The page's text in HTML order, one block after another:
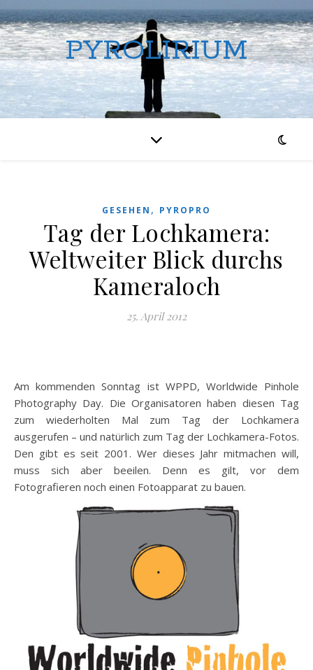
PYROLIRIUM
GESEHEN , PYROPRO
Tag der Lochkamera:
Weltweiter Blick durchs
Kameraloch
25. April 2012
Am kommenden Sonntag ist WPPD, Worldwide Pinhole
Photography Day. Die Organisatoren haben diesen Tag
zum wiederholten Mal zum Tag der Lochkamera
ausgerufen – und natürlich zum Tag der Lochkamera-Fotos.
Den gibt es seit 2001. Wer dieses Jahr mitmachen will,
muss sich aber beeilen. Denn es gilt, vor dem
Fotografieren noch einen Fotoapparat zu bauen.